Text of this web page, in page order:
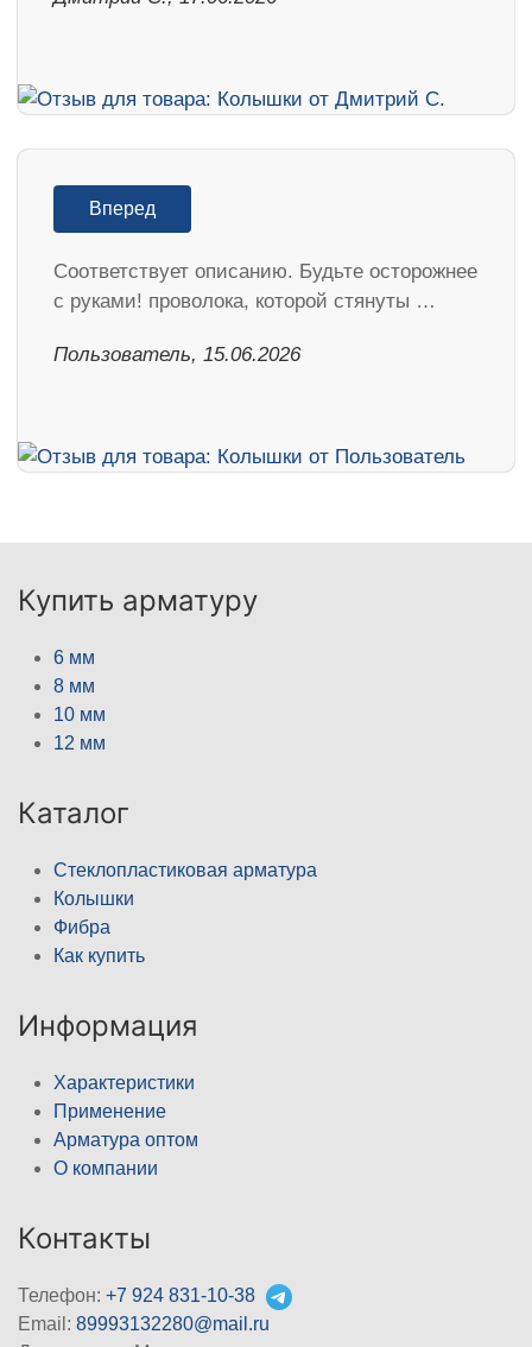
Вперед
Соответствует описанию. Будьте осторожнее
с руками! проволока, которой стянуты …
Пользователь, 15.06.2026
Купить арматуру
6 мм
8 мм
10 мм
12 мм
Каталог
Стеклопластиковая арматура
Колышки
Фибра
Как купить
Информация
Характеристики
Применение
Арматура оптом
О компании
Контакты
Телефон: +7 924 831-10-38
Email: 89993132280@mail.ru